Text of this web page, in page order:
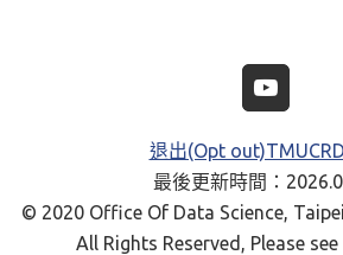
退出(Opt
最後更新時間：
© 2020 Office Of Data Science,
All Rights Reserved, Please see